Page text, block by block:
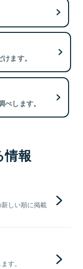
ます。
します。
情報
しい順に掲載
す。